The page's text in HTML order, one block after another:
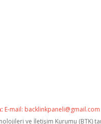
E-mail: backlinkpaneli@gmail.com
ve İletişim Kurumu